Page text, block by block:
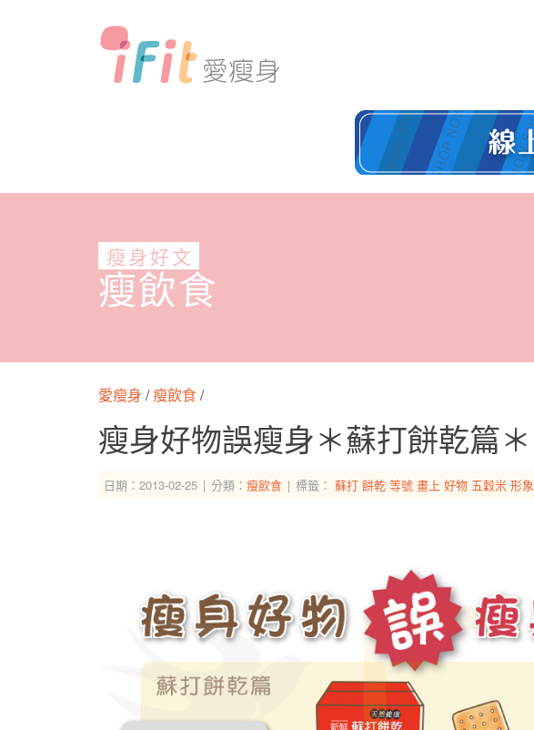
瘦身好文
瘦飲食
愛瘦身 /瘦飲食/
瘦身好物誤瘦身＊蘇打餅乾篇＊
日期：2013-02-25 分類： 瘦飲食 標籤： 蘇打 餅乾 等號 畫上 好物 五穀米 形象